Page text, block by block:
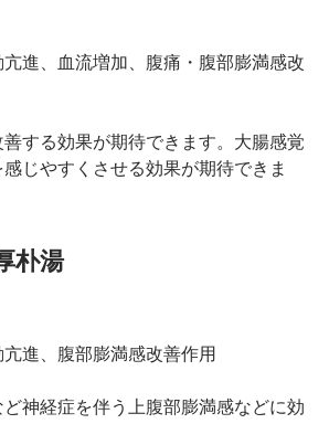
進、血流増加、腹痛・腹部膨満感改
する効果が期待できます。大腸感覚
じやすくさせる効果が期待できま
朴湯
進、腹部膨満感改善作用
神経症を伴う上腹部膨満感などに効